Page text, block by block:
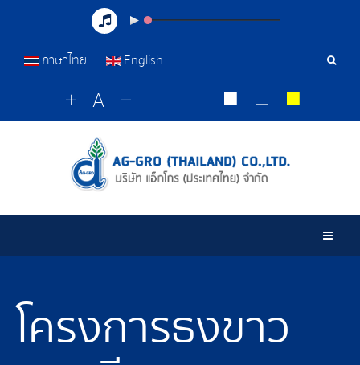
เครื่อ
ภาษาไทย English
โครงการธงขาว